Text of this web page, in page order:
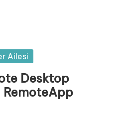
Ailesi
Desktop
RemoteApp